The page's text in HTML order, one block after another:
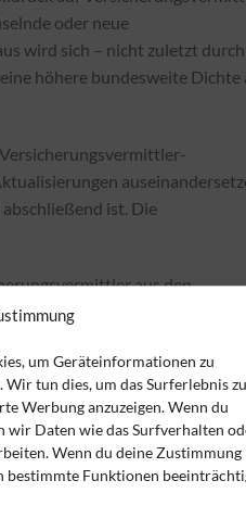
um Geräteinformationen zu
tun dies, um das Surferlebnis zu
Werbung anzuzeigen. Wenn du
wir Daten wie das Surfverhalten
Wenn du deine Zustimmung
bestimmte Funktionen
oder neue
wird sich – nicht zuletzt
höhere bundesweite Dichte
ist. Die
aus den
Es ist in diesen
vorzunehmen ist.
zuarbeiten.
Unternehmens. Also für
Strategisch betrachtet, aber
der Gegebenheiten